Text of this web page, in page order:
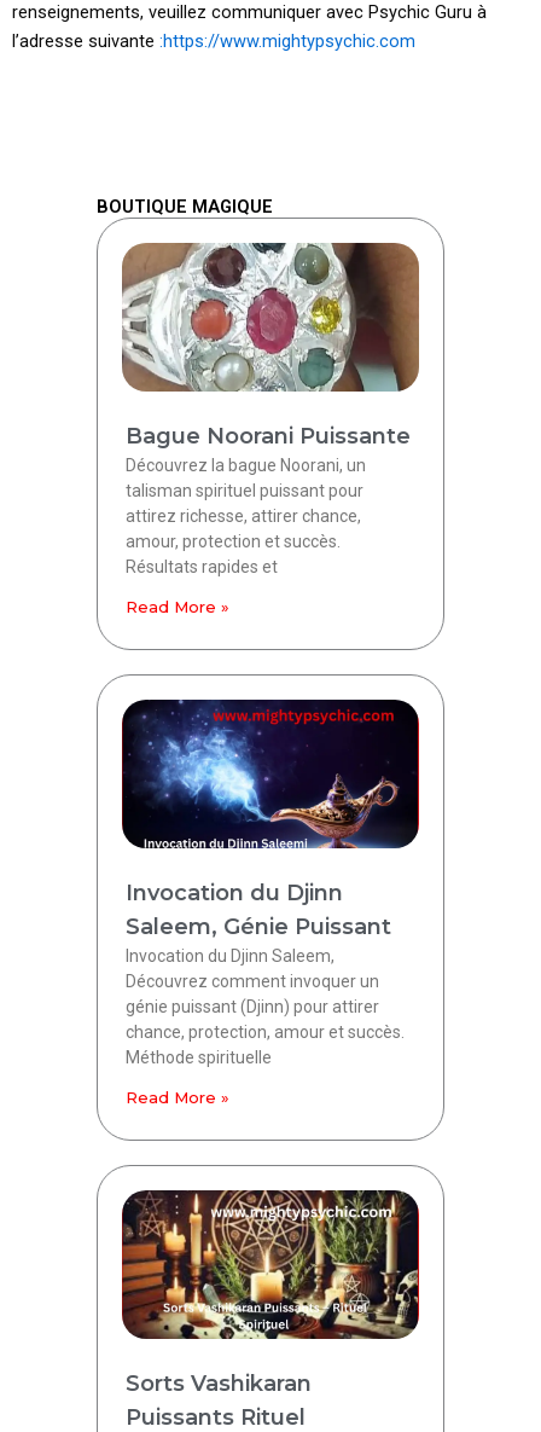
renseignements, veuillez communiquer avec Psychic Guru à
l’adresse suivante :https://www.mightypsychic.com
BOUTIQUE MAGIQUE
Bague Noorani Puissante
Découvrez la bague Noorani, un
talisman spirituel puissant pour
attirez richesse, attirer chance,
amour, protection et succès.
Résultats rapides et
Read More »
Invocation du Djinn
Saleem, Génie Puissant
Invocation du Djinn Saleem,
Découvrez comment invoquer un
génie puissant (Djinn) pour attirer
chance, protection, amour et succès.
Méthode spirituelle
Read More »
Sorts Vashikaran
Puissants Rituel